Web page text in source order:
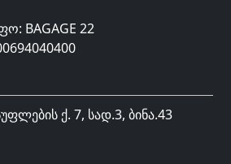
BAGAGE 22
ქ. 7, სად.3, ბინა.43